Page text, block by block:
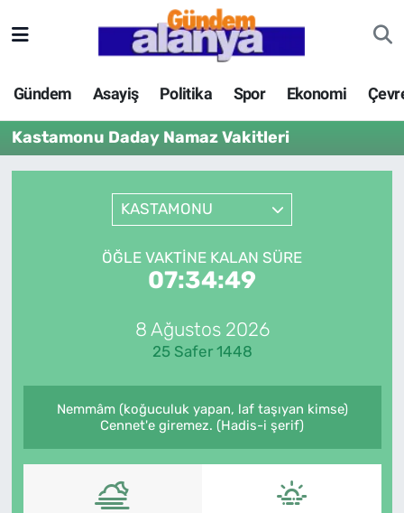
Gündem Asayiş Politika Spor Ekonomi
Kastamonu Daday Namaz Vakitleri
KASTAMONU
ÖĞLE VAKTINE KALAN SÜRE
07:34:49
8 Ağustos 2026
25 Safer 1448
Nemmâm (koğuculuk yapan, laf taşıyan kimse)
Cennet'e giremez. (Hadis-i şerif)